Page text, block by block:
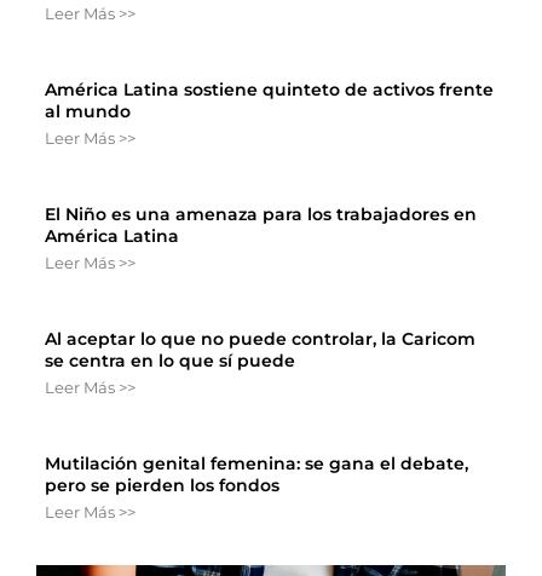
Leer Más >>
América Latina sostiene quinteto de activos frente
al mundo
Leer Más >>
El Niño es una amenaza para los trabajadores en
América Latina
Leer Más >>
Al aceptar lo que no puede controlar, la Caricom
se centra en lo que sí puede
Leer Más >>
Mutilación genital femenina: se gana el debate,
pero se pierden los fondos
Leer Más >>